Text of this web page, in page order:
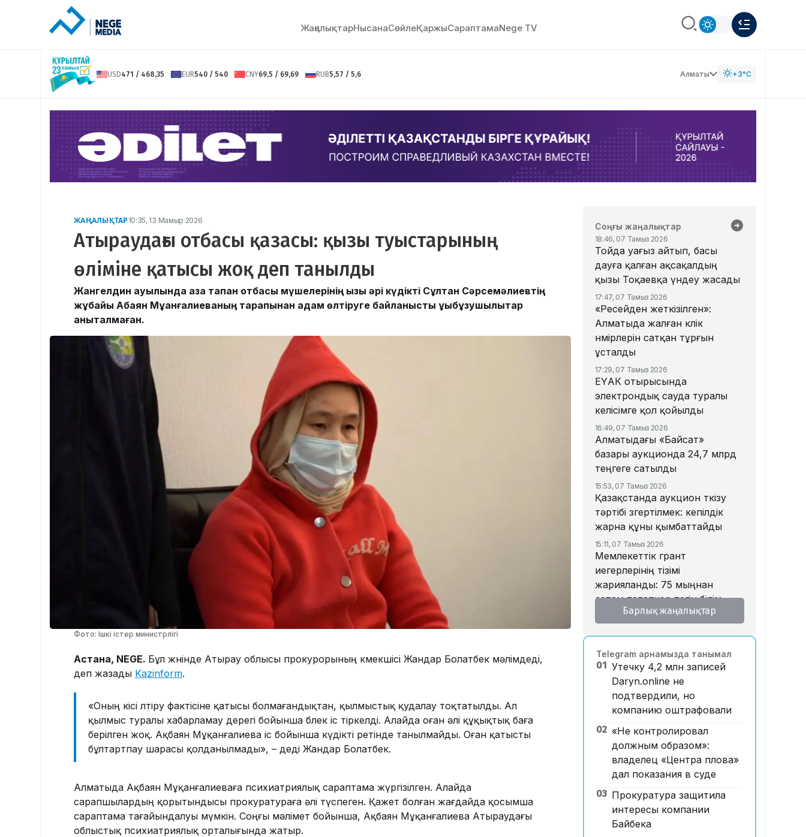
ЖаңалықтарНысанаСөйлeҚаржыСараптамаNege TV
USD471 / 468,35 EUR540 / 540 CNY69,5 / 69,69 RUB5,57 / 5,6 Алматы +3°C
ЖАҢАЛЫҚТАР 10:35, 13 Мамыр 2026
Атыраудағы отбасы қазасы: қызы туыстарының
өліміне қатысы жоқ деп танылды
Жангелдин ауылында қаза тапқан отбасы мүшелерінің қызы әрі күдікті Сұлтан Сәрсемәлиевтің
жұбайы Ақбаян Мұқанғалиеваның тарапынан адам өлтіруге байланысты құқықбұзушылықтар
анықталмаған.
Фото: Ішкі істер министрлігі
Астана, NEGE. Бұл жөнінде Атырау облысы прокурорының көмекшісі Жандар Болатбек мәлімдеді,
деп жазады Kazinform.
«Оның кісі өлтіру фактісіне қатысы болмағандықтан, қылмыстық қудалау тоқтатылды. Ал
қылмыс туралы хабарламау дерегі бойынша бөлек іс тіркелді. Алайда оған әлі құқықтық баға
берілген жоқ. Ақбаян Мұқанғалиева іс бойынша күдікті ретінде танылмайды. Оған қатысты
бұлтартпау шарасы қолданылмады», – деді Жандар Болатбек.
Алматыда Ақбаян Мұқанғалиеваға психиатриялық сараптама жүргізілген. Алайда
сарапшылардың қорытындысы прокуратураға әлі түспеген. Қажет болған жағдайда қосымша
сараптама тағайындалуы мүмкін. Соңғы мәлімет бойынша, Ақбаян Мұқанғалиева Атыраудағы
облыстық психиатриялық орталығында жатыр.
Соңғы жаңалықтар
18:46, 07 Тамыз 2026
Тойда уағыз айтып, басы
дауға қалған ақсақалдың
қызы Тоқаевқа үндеу жасады
17:47, 07 Тамыз 2026
«Ресейден жеткізілген»:
Алматыда жалған көлік
нөмірлерін сатқан тұрғын
ұсталды
17:29, 07 Тамыз 2026
ЕҮАК отырысында
электрондық сауда туралы
келісімге қол қойылды
16:49, 07 Тамыз 2026
Алматыдағы «Байсат»
базары аукционда 24,7 млрд
теңгеге сатылды
15:53, 07 Тамыз 2026
Қазақстанда аукцион өткізу
тәртібі өзгертілмек: кепілдік
жарна құны қымбаттайды
15:11, 07 Тамыз 2026
Мемлекеттік грант
иегерлерінің тізімі
жарияланды: 75 мыңнан
астам талапкер тегін білім
алады
қарқынының баяулауы
қолдап отыр – сарапшылар
13:30, 07 Тамыз 2026
Фельдшер Ұлдана
Мырзуанның қазасына
қатысты іс сотқа жолданды
12:59, 07 Тамыз 2026
Абай облысы аумағындағы
орманды өрттен қорғауға 3
млрд теңгеден астам қаржы
бөлінді
12:00, 07 Тамыз 2026
Барлық жаңалықтар
Telegram арнамызда танымал
01 Утечку 4,2 млн записей
Daryn.online не
подтвердили, но
компанию оштрафовали
02 «Не контролировал
должным образом»:
владелец «Центра плова»
дал показания в суде
03 Прокуратура защитила
интересы компании
Байбека